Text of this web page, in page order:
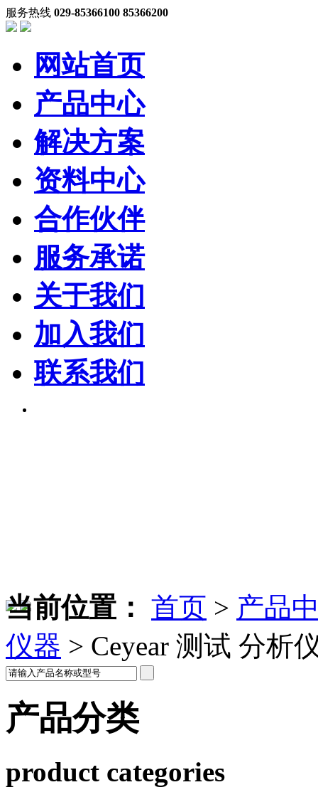
服务热线 029-85366100 85366200
网站首页
产品中心
解决方案
资料中心
合作伙伴
服务承诺
关于我们
加入我们
联系我们
当前位置： 首页 > 产品
仪器 > Ceyear 测试 分析
产品分类
product categories